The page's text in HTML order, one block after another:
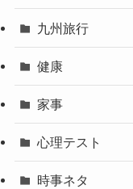
九州旅行
健康
家事
心理テスト
時事ネタ